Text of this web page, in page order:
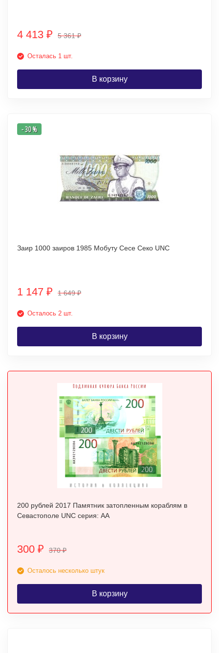
4 413 ₽ 5 361₽
Осталась 1 шт.
В корзину
- 30 %
Заир 1000 заиров 1985 Мобуту Сесе Секо UNC
1 147 ₽ 1 649₽
Осталось 2 шт.
В корзину
200 рублей 2017 Памятник затопленным кораблям в
Севастополе UNC серия: АА
300 ₽ 370₽
Осталось несколько штук
В корзину